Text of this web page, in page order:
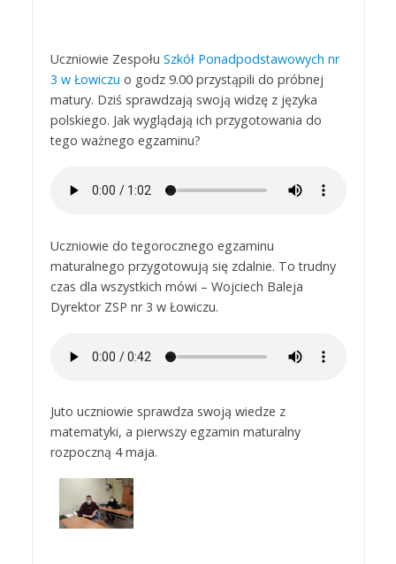
Uczniowie Zespołu Szkół Ponadpodstawowych nr
3 w Łowiczu o godz 9.00 przystąpili do próbnej
matury. Dziś sprawdzają swoją widzę z języka
polskiego. Jak wyglądają ich przygotowania do
tego ważnego egzaminu?
Uczniowie do tegorocznego egzaminu
maturalnego przygotowują się zdalnie. To trudny
czas dla wszystkich mówi – Wojciech Baleja
Dyrektor ZSP nr 3 w Łowiczu.
Juto uczniowie sprawdza swoją wiedze z
matematyki, a pierwszy egzamin maturalny
rozpoczną 4 maja.